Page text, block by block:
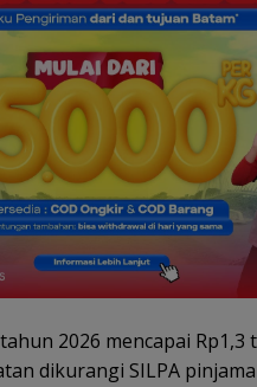
2026 mencapai Rp1,3
dikurangi SILPA